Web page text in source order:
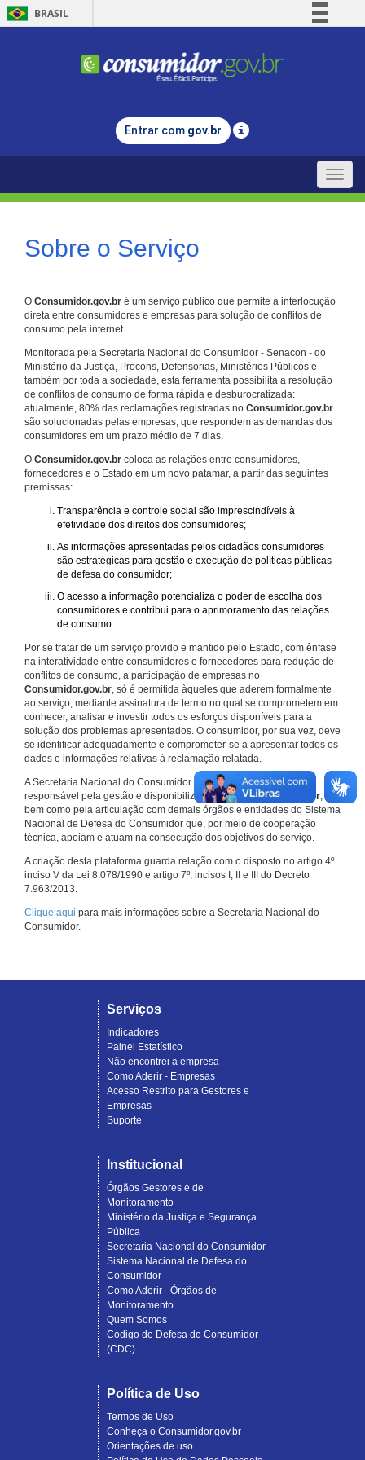
BRASIL
Comunica BR
Legislação
Entrar com gov.br
Toggle
Sobre o Serviço
O Consumidor.gov.br é um serviço público que permite a interlocução
direta entre consumidores e empresas para solução de conflitos de
consumo pela internet.
Monitorada pela Secretaria Nacional do Consumidor - Senacon - do
Ministério da Justiça, Procons, Defensorias, Ministérios Públicos e
também por toda a sociedade, esta ferramenta possibilita a resolução
de conflitos de consumo de forma rápida e desburocratizada:
atualmente, 80% das reclamações registradas no Consumidor.gov.br
são solucionadas pelas empresas, que respondem as demandas dos
consumidores em um prazo médio de 7 dias.
O Consumidor.gov.br coloca as relações entre consumidores,
fornecedores e o Estado em um novo patamar, a partir das seguintes
premissas:
Transparência e controle social são imprescindíveis à
efetividade dos direitos dos consumidores;
As informações apresentadas pelos cidadãos consumidores
são estratégicas para gestão e execução de políticas públicas
de defesa do consumidor;
O acesso a informação potencializa o poder de escolha dos
consumidores e contribui para o aprimoramento das relações
de consumo.
Por se tratar de um serviço provido e mantido pelo Estado, com ênfase
na interatividade entre consumidores e fornecedores para redução de
conflitos de consumo, a participação de empresas no
Consumidor.gov.br, só é permitida àqueles que aderem formalmente
ao serviço, mediante assinatura de termo no qual se comprometem em
conhecer, analisar e investir todos os esforços disponíveis para a
solução dos problemas apresentados. O consumidor, por sua vez, deve
se identificar adequadamente e comprometer-se a apresentar todos os
dados e informações relativas à reclamação relatada.
A Secretaria Nacional do Consumidor do Ministério da Justiça é a
responsável pela gestão e disponibilização doConsumidor.gov.br,
bem como pela articulação com demais órgãos e entidades do Sistema
Nacional de Defesa do Consumidor que, por meio de cooperação
técnica, apoiam e atuam na consecução dos objetivos do serviço.
A criação desta plataforma guarda relação com o disposto no artigo 4º
inciso V da Lei 8.078/1990 e artigo 7º, incisos I, II e III do Decreto
7.963/2013.
Clique aqui para mais informações sobre a Secretaria Nacional do
Consumidor.
Serviços
Indicadores
Painel Estatístico
Não encontrei a empresa
Como Aderir - Empresas
Acesso Restrito para Gestores e
Empresas
Suporte
Institucional
Órgãos Gestores e de
Monitoramento
Ministério da Justiça e Segurança
Pública
Secretaria Nacional do Consumidor
Sistema Nacional de Defesa do
Consumidor
Como Aderir - Órgãos de
Monitoramento
Quem Somos
Código de Defesa do Consumidor
(CDC)
Política de Uso
Termos de Uso
Conheça o Consumidor.gov.br
Orientações de uso